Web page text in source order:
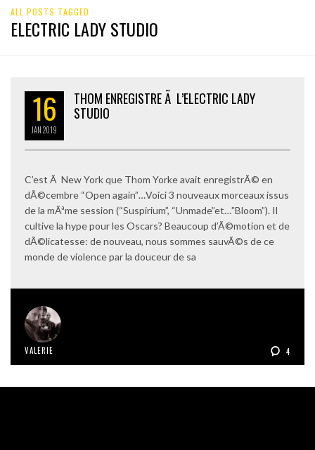
ALL POSTS TAGGED
ELECTRIC LADY STUDIO
16
JAN2019
THOM ENREGISTRE Ã L’ELECTRIC LADY
STUDIO
C’est Ã New York que Thom Yorke avait enregistrÃ© en
dÃ©cembre “Open again”…Voici 3 nouveaux morceaux issus
de la mÃªme session (“Suspirium”, “Unmade”et…”Bloom”). Il
cultive la hype pour les Oscars? Beaucoup d’Ã©motion et de
dÃ©licatesse: de nouveau, nous sommes sauvÃ©s de ce
monde de violence par la douceur de sa
VALERIE 4